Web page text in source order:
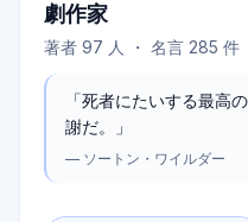
劇作家
著者 97 人 ・ 名言 285 件
「死者にたいする最高
謝だ。
」
— ソートン・ワイルダー